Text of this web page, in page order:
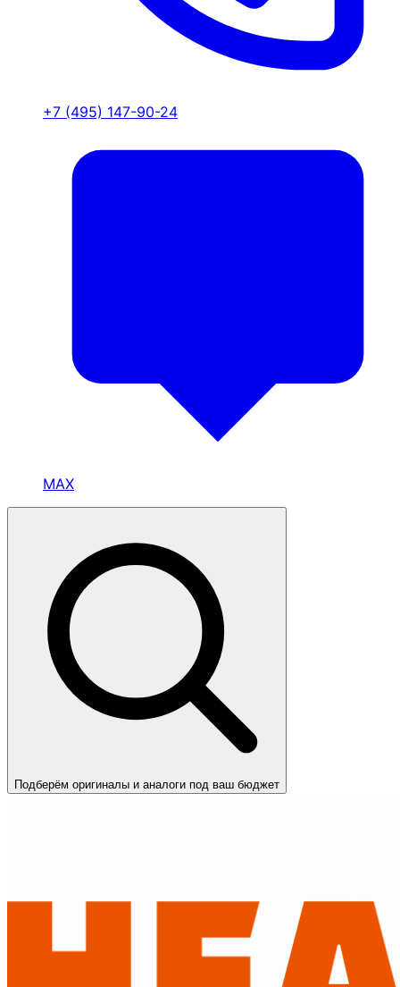
+7 (495) 147-90-24
MAX
Подберём оригиналы и аналоги под ваш бюджет